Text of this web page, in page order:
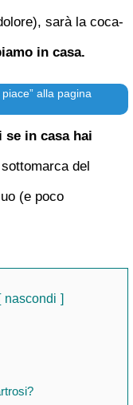
sarà la coca-
in casa.
alla pagina
se in casa hai
del
(e poco
nascondi